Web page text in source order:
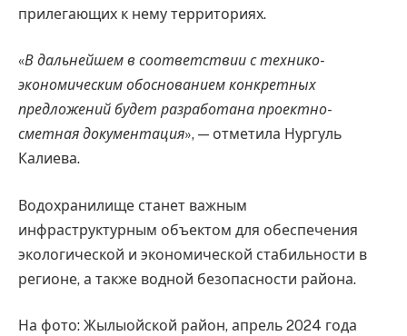
прилегающих к нему территориях.
«В дальнейшем в соответствии с технико-
экономическим обоснованием конкретных
предложений будет разработана проектно-
сметная документация», — отметила Нургуль
Калиева.
Водохранилище станет важным
инфраструктурным объектом для обеспечения
экологической и экономической стабильности в
регионе, а также водной безопасности района.
На фото: Жылыойской район, апрель 2024 года